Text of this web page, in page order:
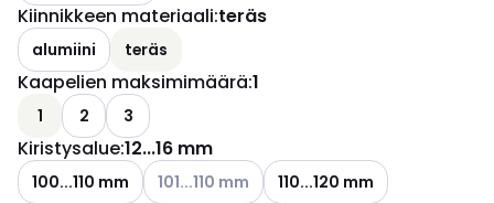
Kiinnikkeen materiaali:teräs
alumiini teräs
Kaapelien maksimimäärä:1
1 2 3
Kiristysalue:12...16 mm
100...110 mm Katso käytettävissä olevat vaihtoehdot
101...110 mm
110...120 mm